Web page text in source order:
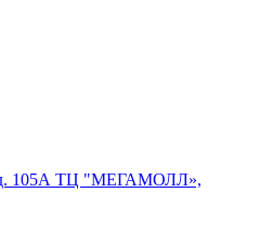
д. 105А ТЦ "МЕГАМОЛЛ»,